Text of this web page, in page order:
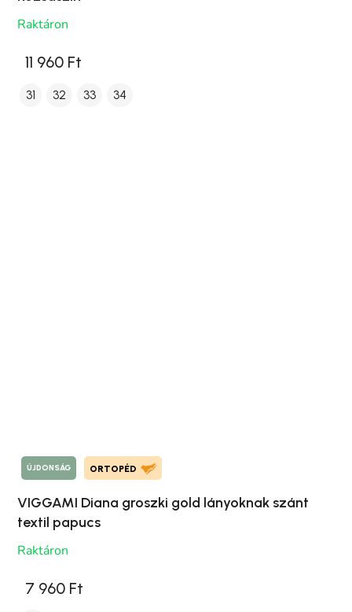
Raktáron
11 960 Ft
31 32 33 34
ÚJDONSÁG ORTOPÉD
VIGGAMI Diana groszki gold lányoknak szánt
textil papucs
Raktáron
7 960 Ft